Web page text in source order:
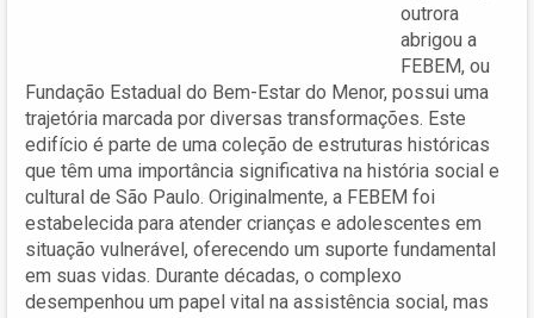
outrora
abrigou a
FEBEM, ou
Fundação Estadual do Bem-Estar do Menor, possui uma
trajetória marcada por diversas transformações. Este
edifício é parte de uma coleção de estruturas históricas
que têm uma importância significativa na história social e
cultural de São Paulo. Originalmente, a FEBEM foi
estabelecida para atender crianças e adolescentes em
situação vulnerável, oferecendo um suporte fundamental
em suas vidas. Durante décadas, o complexo
desempenhou um papel vital na assistência social, mas